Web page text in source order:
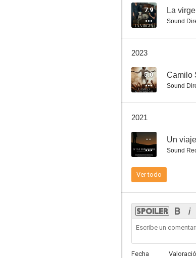
7.9 La
Sound
2023
5.0 Camilo
Sound
2021
-- Un
Sound
Ver todo
Fecha